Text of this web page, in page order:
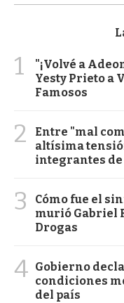
1
"¡Volvé a
Yesty Prieto a
Famosos
2
Entre "mal
altísima
integrantes
3
Cómo fue el
murió Gabriel
Drogas
4 Gobierno
condiciones
del país